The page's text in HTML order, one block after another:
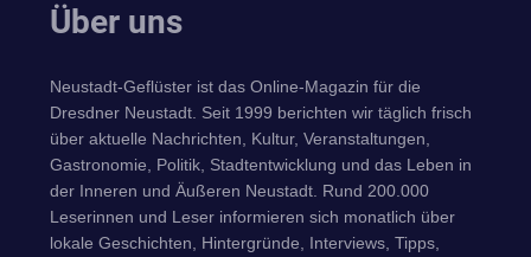
Über uns
Neustadt-Geflüster ist das Online-Magazin für die
Dresdner Neustadt. Seit 1999 berichten wir täglich frisch
über aktuelle Nachrichten, Kultur, Veranstaltungen,
Gastronomie, Politik, Stadtentwicklung und das Leben in
der Inneren und Äußeren Neustadt. Rund 200.000
Leserinnen und Leser informieren sich monatlich über
lokale Geschichten, Hintergründe, Interviews, Tipps,